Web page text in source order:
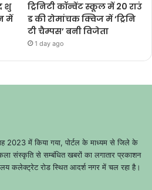
शु
में
ट्रिनिटी कॉन्वेंट स्कूल में 20 राउं
ड की रोमांचक क्विज में ‘ट्रिनि
टी चैम्पस’ बनी विजेता
1 day ago
2023 में किया गया, पोर्टल के माध्यम से जिले के
संस्कृति से सम्बंधित खबरों का लगातार प्रकाशन
कलेक्ट्रेट रोड स्थित आदर्श नगर में चल रहा है।